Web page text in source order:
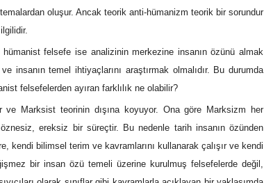
oluşur. Ancak teorik anti-hümanizm teorik bir sorundur
felsefe ise analizinin merkezine insanın özünü almak
insanın temel ihtiyaçlarını araştırmak olmalıdır. Bu durumda
felsefelerden ayıran farklılık ne olabilir?
Marksist teorinin dışına koyuyor. Ona göre Marksizm her
ereksiz bir süreçtir. Bu nedenle tarih insanın özünden
kendi bilimsel terim ve kavramlarını kullanarak çalışır ve kendi
bir insan özü temeli üzerine kurulmuş felsefelerde değil,